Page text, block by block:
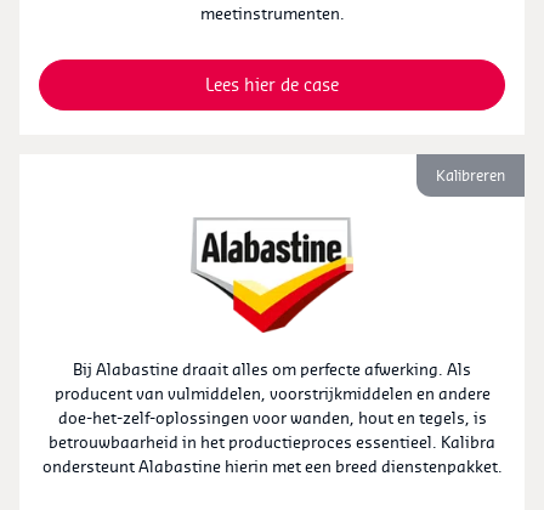
meetinstrumenten.
Lees hier de case
Kalibreren
Bij Alabastine draait alles om perfecte afwerking. Als
producent van vulmiddelen, voorstrijkmiddelen en andere
doe-het-zelf-oplossingen voor wanden, hout en tegels, is
betrouwbaarheid in het productieproces essentieel. Kalibra
ondersteunt Alabastine hierin met een breed dienstenpakket.